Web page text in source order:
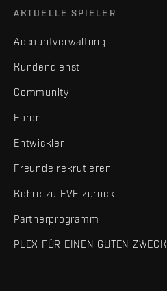
AKTUELLE SPIELER
Accountverwaltung
Kundendienst
Community
Foren
Entwickler
Freunde rekrutieren
Kehre zu EVE zurück
Partnerprogramm
PLEX FÜR EINEN GUTEN ZWECK